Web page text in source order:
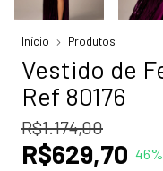
Início Produtos
Vestido de
Ref 80176
R$1.174,00
R$629,70 46